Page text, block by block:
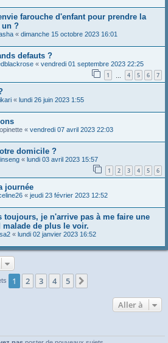
farouche d'enfant pour prendre la
un ?
« dimanche 15 octobre 2023 16:01
defauts ?
« vendredi 01 septembre 2023 22:25
1 4 5 6 7
« lundi 26 juin 2023 1:55
« vendredi 07 avril 2023 22:03
domicile ?
« lundi 03 avril 2023 15:57
1 2 3 4 5 6
journée
« jeudi 23 février 2023 12:52
toujours, je n'arrive pas à me faire une
de plus le voir.
« lundi 02 janvier 2023 16:52
1 2 3 4 5
Aller à